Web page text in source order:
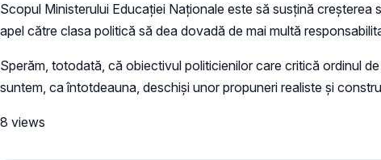
Scopul Ministerului Educației Naționale este să susțină
apel către clasa politică să dea dovadă de mai multă
Sperăm, totodată, că obiectivul politicienilor care critică ordinul
suntem, ca întotdeauna, deschiși unor propuneri realiste și
8 views